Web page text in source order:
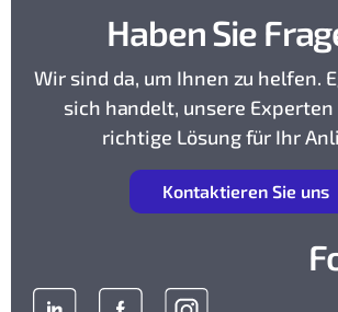
Haben Sie
Wir sind da, um Ihnen zu helfen.
sich handelt, unsere
richtige Lösung für Ihr
Kontaktieren Sie uns